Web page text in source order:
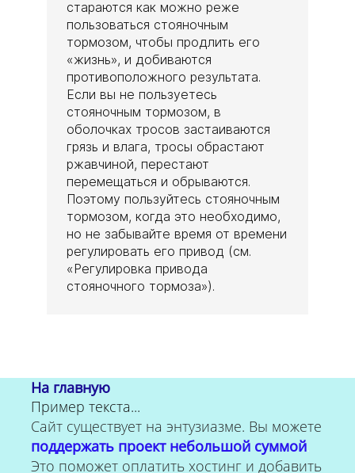
стараются как можно реже
пользоваться стояночным
тормозом, чтобы продлить его
«жизнь», и добиваются
противоположного результата.
Если вы не пользуетесь
стояночным тормозом, в
оболочках тросов застаиваются
грязь и влага, тросы обрастают
ржавчиной, перестают
перемещаться и обрываются.
Поэтому пользуйтесь стояночным
тормозом, когда это необходимо,
но не забывайте время от времени
регулировать его привод (см.
«Регулировка привода
стояночного тормоза»).
На главную
Пример текста...
Сайт существует на энтузиазме. Вы можете
поддержать проект небольшой суммой.
Это поможет оплатить хостинг и добавить